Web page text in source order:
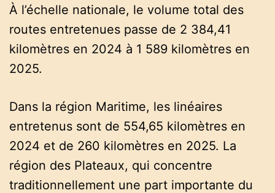
À l’échelle nationale, le volume total des
routes entretenues passe de 2 384,41
kilomètres en 2024 à 1 589 kilomètres en
2025.
Dans la région Maritime, les linéaires
entretenus sont de 554,65 kilomètres en
2024 et de 260 kilomètres en 2025. La
région des Plateaux, qui concentre
traditionnellement une part importante du